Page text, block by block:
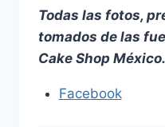
Todas las fotos,
tomados de las
Cake Shop México.
Facebook